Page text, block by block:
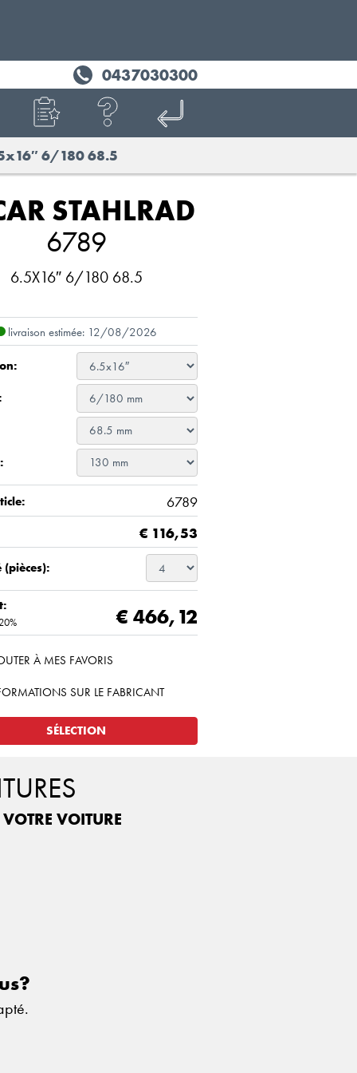
0437030300
6/180 68.5
STAHLRAD
6789
6.5X16″ 6/180 68.5
livraison estimée: 12/08/2026
6789
€ 116,53
€ 466,12
À MES FAVORIS
SUR LE FABRICANT
SÉLECTION
VOITURE